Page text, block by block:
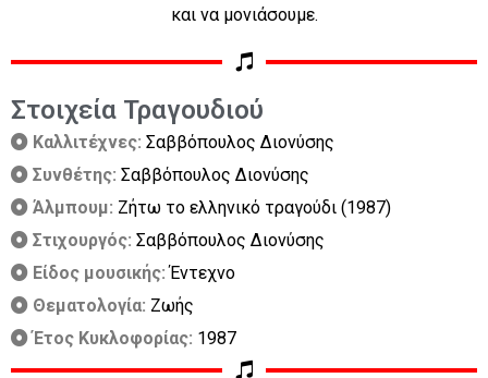
και να μονιάσουμε.
Στοιχεία Τραγουδιού
Καλλιτέχνες: Σαββόπουλος Διονύσης
Συνθέτης: Σαββόπουλος Διονύσης
Άλμπουμ: Ζήτω το ελληνικό τραγούδι (1987)
Στιχουργός: Σαββόπουλος Διονύσης
Είδος μουσικής:Έντεχνο
Θεματολογία: Ζωής
Έτος Κυκλοφορίας: 1987